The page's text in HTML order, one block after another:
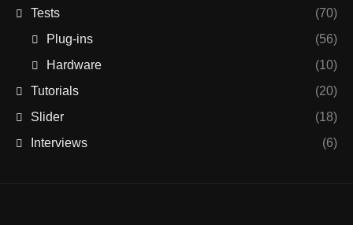
Tests
(70)
Plug-ins
(56)
Hardware
(10)
Tutorials
(20)
Slider
(18)
Interviews
(6)